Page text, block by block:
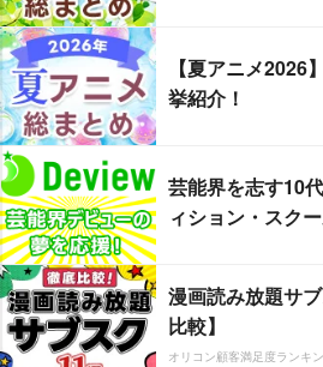
【夏アニメ2026
挙紹介！
芸能界を志す10
ィション・スク
漫画読み放題サ
比較】
オリコン顧客満足度ランキ